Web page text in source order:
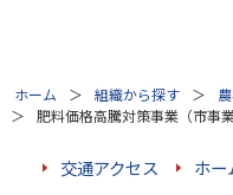
ホーム 組織から探す
肥料価格高騰対策事業（市事
交通アクセス ホー